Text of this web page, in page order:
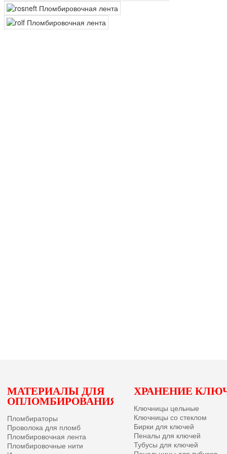
МАТЕРИАЛЫ ДЛЯ
ОПЛОМБИРОВАНИЯ
Пломбираторы
Проволока для пломб
Пломбировочная лента
Пломбировочные нити
ХРАНЕНИЕ
Ключницы цельные
Ключницы со стеклом
Бирки для ключей
Пеналы для ключей
Тубусы для ключей